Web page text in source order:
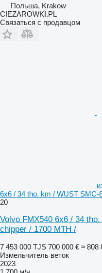
Польша, Krakow
CIEZAROWKI.PL
Связаться с продавцом
6x6 / 34 tho. km / WUST SMC-
20
Volvo FMX540 6x6 / 34
chipper / 1700 MTH /
7 453 000 TJS 700 000 € ≈ 808
Измельчитель веток
2023